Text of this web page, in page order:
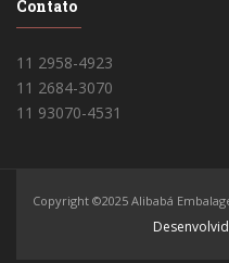
Contato
11 2958-4923
11 2684-3070
11 93070-4531
Copyright ©2025 Alibabá